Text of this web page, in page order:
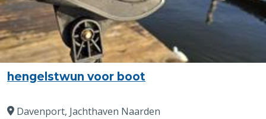
hengelstwun voor boot
Davenport, Jachthaven Naarden